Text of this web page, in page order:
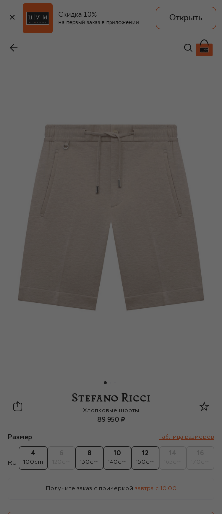
Скидка 10%
на первый заказ в приложении
Открыть
89 950 ₽
Stefano Ricci Junior
Хлопковые шорты
89 950 ₽
Размер Таблица размеров
RU
4
100cm
8
130cm
10
140cm
12
150cm
Получите заказ с примеркой завтра c 10:00